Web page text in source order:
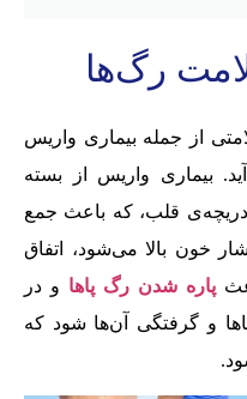
رگ‌‌ها
از جمله بیماری وا‌‌ریس
بیماری وا‌‌ریس از بسته
قلب، که باعث جمع
خون بالا می‌‌شود، اتفاق
پاره شدن رگ‌‌ پاها و در
و گرفتگی آن‌‌ها شود که